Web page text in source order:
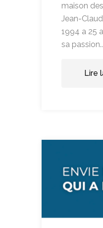
maison
Jean-
1994 a 25
sa
Lire